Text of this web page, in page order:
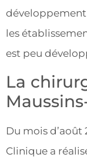
les
est peu
La
Du mois d’août
Clinique a